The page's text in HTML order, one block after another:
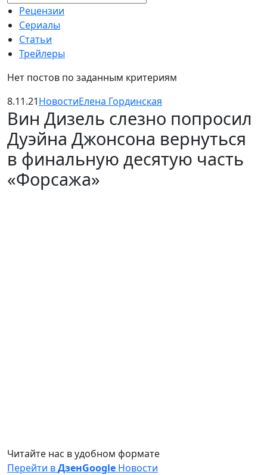
Рецензии
Сериалы
Статьи
Трейлеры
Нет постов по заданным критериям
8.11.21НовостиЕлена Гординская
Вин Дизель слезно попросил
Дуэйна Джонсона вернуться
в финальную десятую часть
«Форсажа»
Читайте нас в удобном формате
Перейти вДзенGoogle Новости